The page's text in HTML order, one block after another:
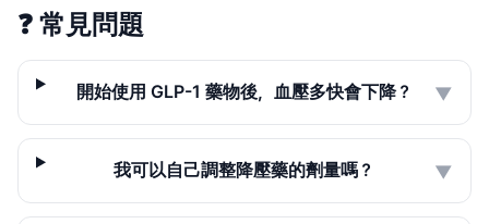
❓ 常見問題
開始使用 GLP-1 藥物後，血壓多快會下降？ ▼
我可以自己調整降壓藥的劑量嗎？ ▼